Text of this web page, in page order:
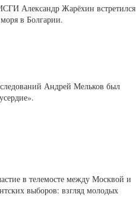
Александр Жарёхин встретился
в Болгарии.
Андрей Мельков был
в телемосте между Москвой и
выборов: взгляд молодых